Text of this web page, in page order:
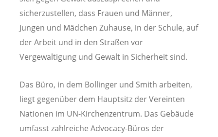
sicherzustellen, dass Frauen und Männer,
Jungen und Mädchen Zuhause, in der Schule, auf
der Arbeit und in den Straßen vor
Vergewaltigung und Gewalt in Sicherheit sind.
Das Büro, in dem Bollinger und Smith arbeiten,
liegt gegenüber dem Hauptsitz der Vereinten
Nationen im UN-Kirchenzentrum. Das Gebäude
umfasst zahlreiche Advocacy-Büros der